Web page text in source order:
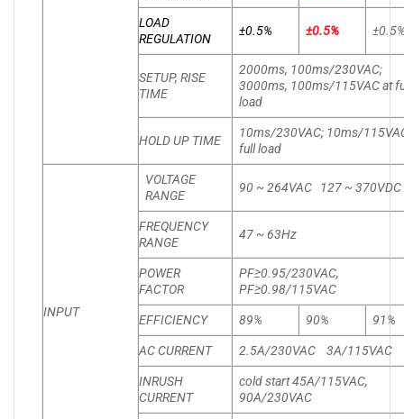
LOAD
REGULATION
±0.5% ±0.5%
SETUP, RISE
TIME
2000ms, 100ms/230VAC;
3000ms, 100ms/115VAC at
load
HOLD UP TIME
10ms/230VAC; 10ms/
full load
INPUT
VOLTAGE
RANGE
90 ~ 264VAC 127 ~ 370VDC
FREQUENCY
RANGE
47 ~ 63Hz
POWER
FACTOR
PF≥0.95/230VAC,
PF≥0.98/115VAC
EFFICIENCY 89% 90% 91%
AC CURRENT 2.5A/230VAC 3A/115VAC
INRUSH
CURRENT
cold start 45A/115VAC,
90A/230VAC